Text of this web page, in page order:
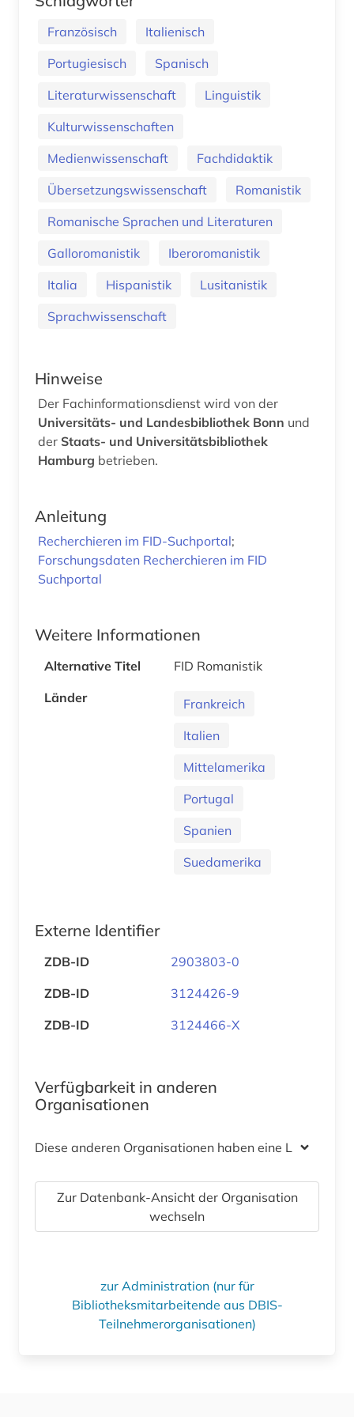
Französisch
Italienisch
Portugiesisch
Spanisch
Literaturwissenschaft
Linguistik
Kulturwissenschaften
Medienwissenschaft
Fachdidaktik
Übersetzungswissenschaft
Romanistik
Romanische Sprachen und Literaturen
Galloromanistik
Iberoromanistik
Italia
Hispanistik
Lusitanistik
Sprachwissenschaft
Hinweise
Der Fachinformationsdienst wird von der
Universitäts- und Landesbibliothek Bonn und
der Staats- und Universitätsbibliothek
Hamburg betrieben.
Anleitung
Recherchieren im FID-Suchportal;
Forschungsdaten Recherchieren im FID
Suchportal
Weitere Informationen
Alternative Titel
FID Romanistik
Länder
Frankreich
Italien
Mittelamerika
Portugal
Spanien
Suedamerika
Externe Identifier
ZDB-ID
2903803-0
ZDB-ID
3124426-9
ZDB-ID
3124466-X
Verfügbarkeit in anderen
Organisationen
Diese anderen Organisationen haben eine Lizenz
Zur Datenbank-Ansicht der Organisation
wechseln
zur Administration (nur für
Bibliotheksmitarbeitende aus DBIS-
Teilnehmerorganisationen)